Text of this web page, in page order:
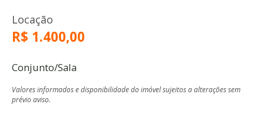
Locação
R$ 1.400,00
Conjunto/Sala
Valores informados e disponibilidade do imóvel sujeitos a alterações sem
prévio aviso.